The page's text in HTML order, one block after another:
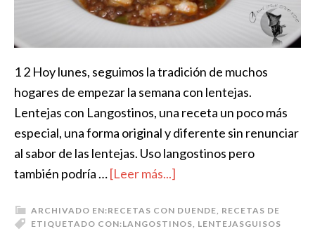
1 2 Hoy lunes, seguimos la tradición de muchos
hogares de empezar la semana con lentejas.
Lentejas con Langostinos, una receta un poco más
especial, una forma original y diferente sin renunciar
al sabor de las lentejas. Uso langostinos pero
también podría …[Leer más...]
ARCHIVADO EN:RECETAS CON DUENDE RECETAS DE
GUISOS
ETIQUETADO CON:LANGOSTINOS LENTEJAS